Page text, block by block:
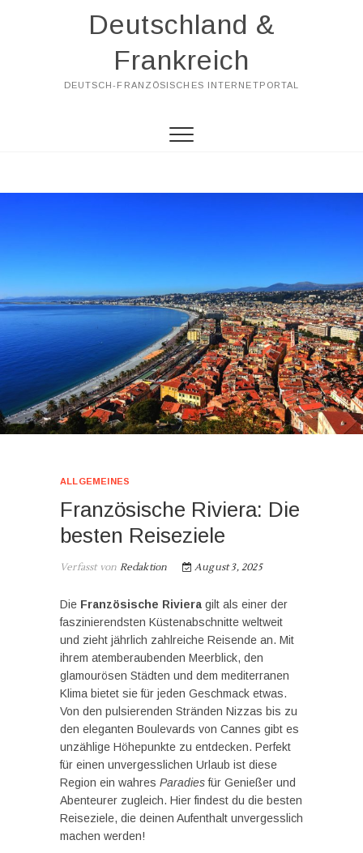
Deutschland &
Frankreich
DEUTSCH-FRANZÖSISCHES INTERNETPORTAL
ALLGEMEINES
Französische Riviera: Die
besten Reiseziele
Verfasst von Redaktion August 3, 2025
Die Französische Riviera gilt als einer der
faszinierendsten Küstenabschnitte weltweit
und zieht jährlich zahlreiche Reisende an. Mit
ihrem atemberaubenden Meerblick, den
glamourösen Städten und dem mediterranen
Klima bietet sie für jeden Geschmack etwas.
Von den pulsierenden Stränden Nizzas bis zu
den eleganten Boulevards von Cannes gibt es
unzählige Höhepunkte zu entdecken. Perfekt
für einen unvergesslichen Urlaub ist diese
Region ein wahres Paradiesfür Genießer und
Abenteurer zugleich. Hier findest du die besten
Reiseziele, die deinen Aufenthalt unvergesslich
machen werden!